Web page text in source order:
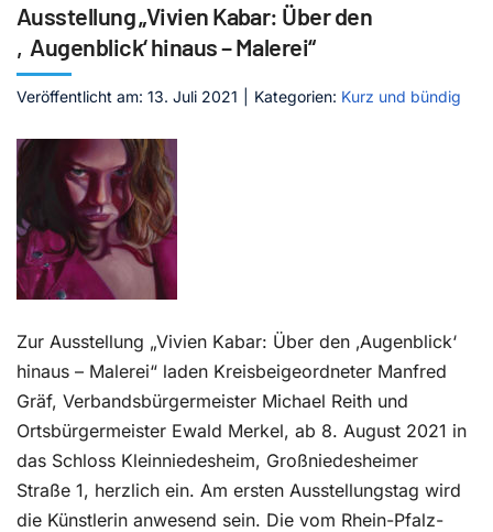
Mediathek
Jetzt abonnieren
Ausstellung „Vivien Kabar: Über den
‚Augenblick‘ hinaus – Malerei“
Veröffentlicht am: 13. Juli 2021 Kategorien: Kurz und bündig
Zur Ausstellung „Vivien Kabar: Über den ‚Augenblick‘
hinaus – Malerei“ laden Kreisbeigeordneter Manfred
Gräf, Verbandsbürgermeister Michael Reith und
Ortsbürgermeister Ewald Merkel, ab 8. August 2021 in
das Schloss Kleinniedesheim, Großniedesheimer
Straße 1, herzlich ein. Am ersten Ausstellungstag wird
die Künstlerin anwesend sein. Die vom Rhein-Pfalz-